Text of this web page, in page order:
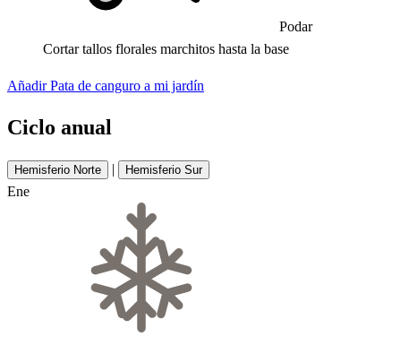
Podar
Cortar tallos florales marchitos hasta la base
Añadir Pata de canguro a mi jardín
Ciclo anual
Hemisferio Norte | Hemisferio Sur
Ene